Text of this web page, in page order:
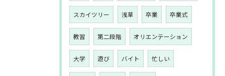
スカイツリー 浅草 卒業 卒業式
教習 第二段階 オリエンテーション
大学 遊び バイト 忙しい